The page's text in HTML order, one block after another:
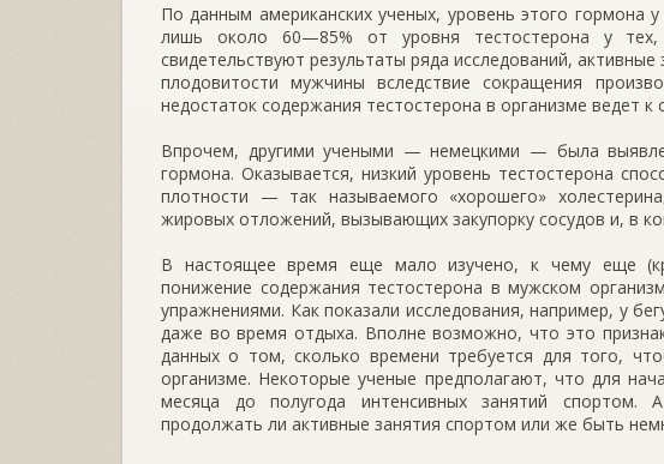
По данным американских ученых, уровень этого гормона
лишь около 60—85% от уровня тестостерона у тех,
свидетельствуют результаты ряда исследований,
плодовитости мужчины вследствие сокращения
недостаток содержания тестостерона в организме ведет
Впрочем, другими учеными — немецкими — была
гормона. Оказывается, низкий уровень тестостерона
плотности — так называемого «хорошего»
жировых отложений, вызывающих закупорку сосудов и, в
В настоящее время еще мало изучено, к чему еще
понижение содержания тестостерона в мужском
упражнениями. Как показали исследования, например, у
даже во время отдыха. Вполне возможно, что это
данных о том, сколько времени требуется для того,
организме. Некоторые ученые предполагают, что для
месяца до полугода интенсивных занятий спортом.
продолжать ли активные занятия спортом или же быть